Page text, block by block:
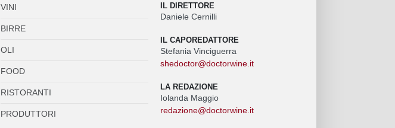
VINI
BIRRE
OLI
FOOD
RISTORANTI
PRODUTTORI
IL DIRETTORE
Daniele Cernilli
IL CAPOREDATTORE
Stefania Vinciguerra
shedoctor@doctorwine.it
LA REDAZIONE
Iolanda Maggio
redazione@doctorwine.it